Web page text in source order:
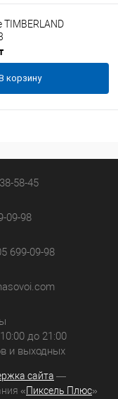
корзину
58-45
09-98
699-09-98
до 21:00
и выходных
сайта —
«Пиксель Плюс»